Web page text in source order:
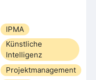
IPMA
Künstliche
Intelligenz
Projektmanagement